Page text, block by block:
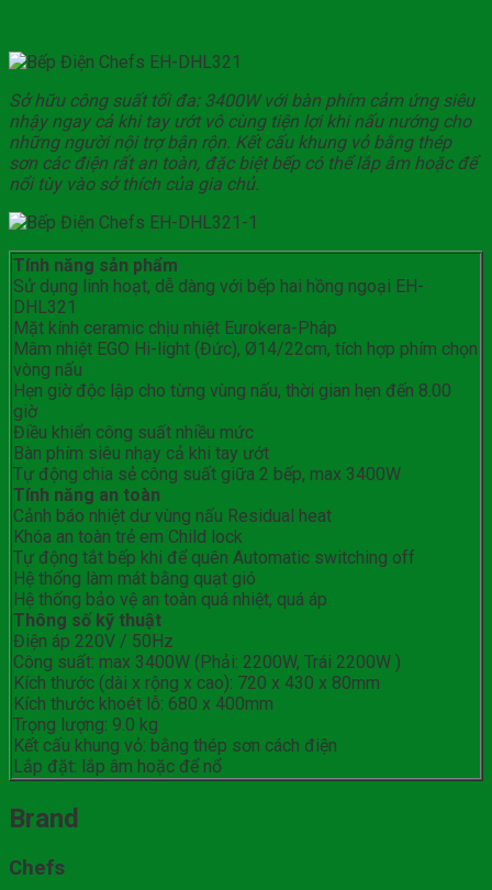
Sở hữu công suất tối đa: 3400W với bàn phím cảm ứng siêu
nhậy ngay cả khi tay ướt vô cùng tiện lợi khi nấu nướng cho
những người nội trợ bận rộn. Kết cấu khung vỏ bằng thép
sơn các điện rất an toàn, đặc biệt bếp có thể lắp âm hoặc để
nổi tùy vào sở thích của gia chủ.
Tính năng sản phẩm
Sử dụng linh hoạt, dễ dàng với bếp hai hồng ngoại EH-
DHL321
Mặt kính ceramic chịu nhiệt Eurokera-Pháp
Mâm nhiệt EGO Hi-light (Đức), Ø14/22cm, tích hợp phím chọn
vòng nấu
Hẹn giờ độc lập cho từng vùng nấu, thời gian hẹn đến 8.00
giờ
Điều khiển công suất nhiều mức
Bàn phím siêu nhạy cả khi tay ướt
Tự động chia sẻ công suất giữa 2 bếp, max 3400W
Tính năng an toàn
Cảnh báo nhiệt dư vùng nấu Residual heat
Khóa an toàn trẻ em Child lock
Tự động tắt bếp khi để quên Automatic switching off
Hệ thống làm mát bằng quạt gió
Hệ thống bảo vệ an toàn quá nhiệt, quá áp
Thông số kỹ thuật
Điện áp 220V / 50Hz
Công suất: max 3400W (Phải: 2200W, Trái 2200W )
Kích thước (dài x rộng x cao): 720 x 430 x 80mm
Kích thước khoét lỗ: 680 x 400mm
Trọng lượng: 9.0 kg
Kết cấu khung vỏ: bằng thép sơn cách điện
Lắp đặt: lắp âm hoặc để nổ
Brand
Chefs